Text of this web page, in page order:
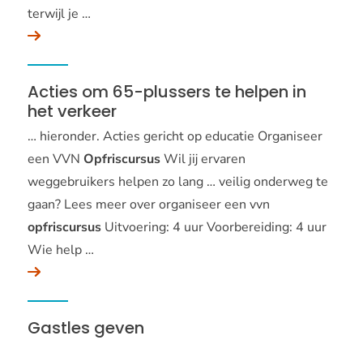
terwijl je …
Acties om 65-plussers te helpen in
het verkeer
… hieronder. Acties gericht op educatie Organiseer
een VVN OpfriscursusWil jij ervaren
weggebruikers helpen zo lang … veilig onderweg te
gaan? Lees meer over organiseer een vvn
opfriscursusUitvoering: 4 uur Voorbereiding: 4 uur
Wie help …
Gastles geven